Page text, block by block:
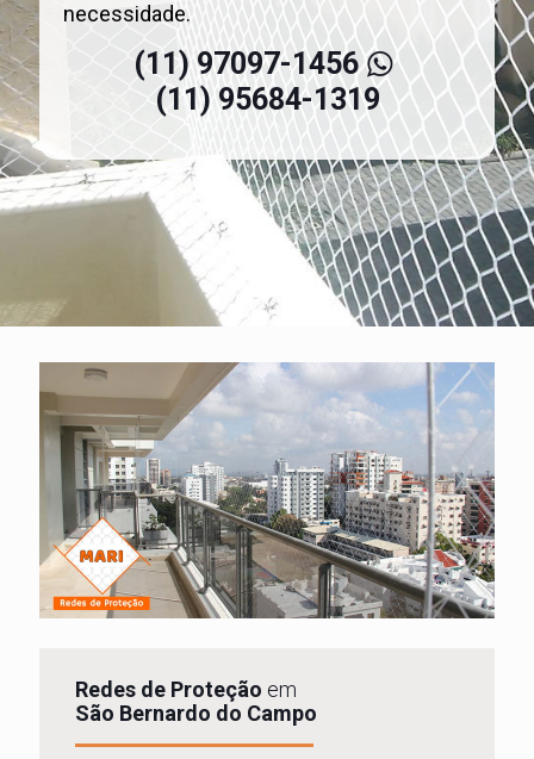
(11) 97097-1456
necessidade.
(11) 97097-1456
(11) 95684-1319
Redes de Proteção em
São Bernardo do Campo